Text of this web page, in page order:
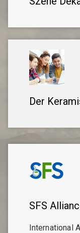
Der
SFS
International